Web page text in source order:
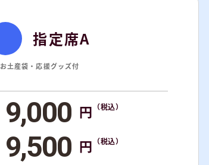
指定席A
お土産袋・応援グッズ付
9,000 円 （税込）
9,500 円 （税込）